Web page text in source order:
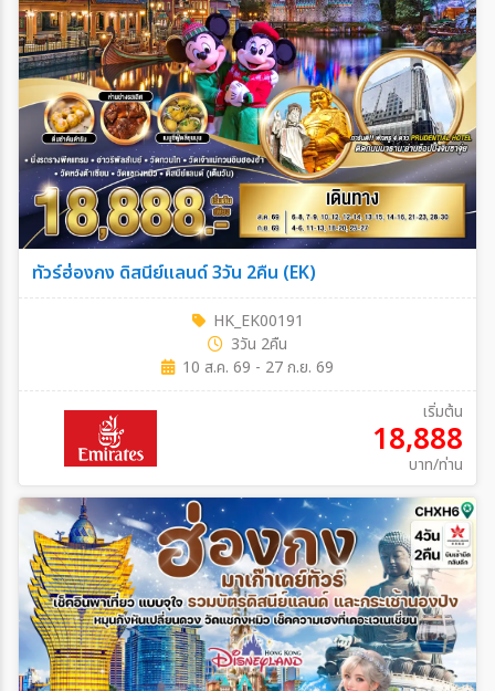
ทัวร์ฮ่องกง ดิสนีย์แลนด์ 3วัน 2คืน (EK)
HK_EK00191
3วัน 2คืน
10 ส.ค. 69 - 27 ก.ย. 69
เริ่มต้น
18,888
บาท/ท่าน